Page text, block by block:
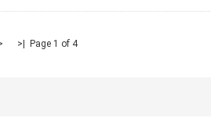
Page 1 of 4
|<